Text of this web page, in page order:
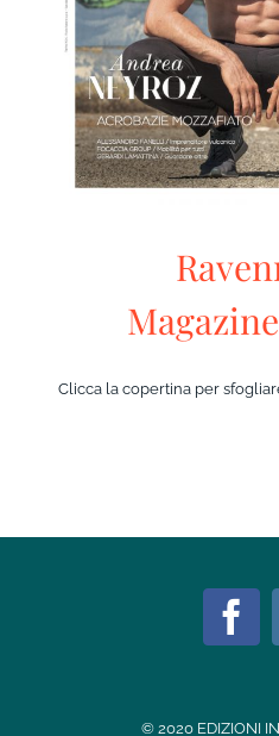
Clicca la copertina per
© 2020 EDIZIONI